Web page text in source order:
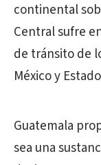
continental
Central sufre
de tránsito de
México y
Guatemala
sea una